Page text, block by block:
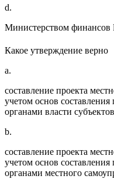
d.
Министерством финансов
Какое утверждение верно
a.
составление проекта
учетом основ
органами власти
b.
составление проекта
учетом основ
органами местного